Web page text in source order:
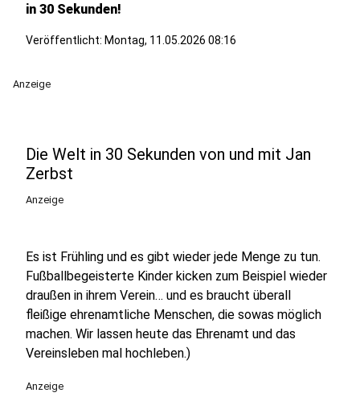
in 30 Sekunden!
Veröffentlicht: Montag, 11.05.2026 08:16
Anzeige
Die Welt in 30 Sekunden von und mit Jan
Zerbst
Anzeige
Es ist Frühling und es gibt wieder jede Menge zu tun.
Fußballbegeisterte Kinder kicken zum Beispiel wieder
draußen in ihrem Verein… und es braucht überall
fleißige ehrenamtliche Menschen, die sowas möglich
machen. Wir lassen heute das Ehrenamt und das
Vereinsleben mal hochleben.)
Anzeige